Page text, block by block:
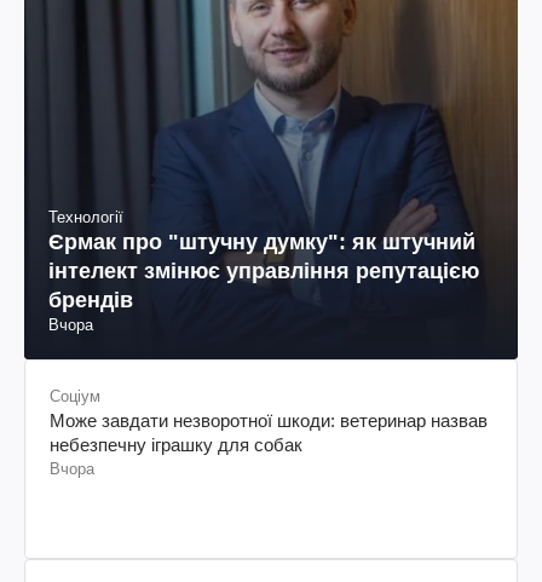
Технології
Єрмак про "штучну думку": як штучний
інтелект змінює управління репутацією
брендів
Вчора
Соціум
Може завдати незворотної шкоди: ветеринар назвав
небезпечну іграшку для собак
Вчора